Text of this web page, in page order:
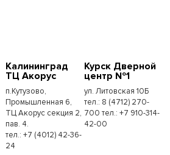
Калининград
ТЦ Акорус
п.Кутузово,
Промышленная 6,
ТЦ Акорус секция 2,
пав. 4.
тел.: +7 (4012) 42-36-
24
Курск Дверной
центр №1
ул. Литовская 10Б
тел.: 8 (4712) 270-
700 тел.: +7 910-314-
42-00